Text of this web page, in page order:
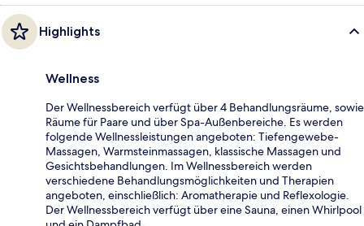
Highlights
Wellness
Der Wellnessbereich verfügt über 4 Behandlungsräume, sowie
Räume für Paare und über Spa-Außenbereiche. Es werden
folgende Wellnessleistungen angeboten: Tiefengewebe-
Massagen, Warmsteinmassagen, klassische Massagen und
Gesichtsbehandlungen. Im Wellnessbereich werden
verschiedene Behandlungsmöglichkeiten und Therapien
angeboten, einschließlich: Aromatherapie und Reflexologie.
Der Wellnessbereich verfügt über eine Sauna, einen Whirlpool